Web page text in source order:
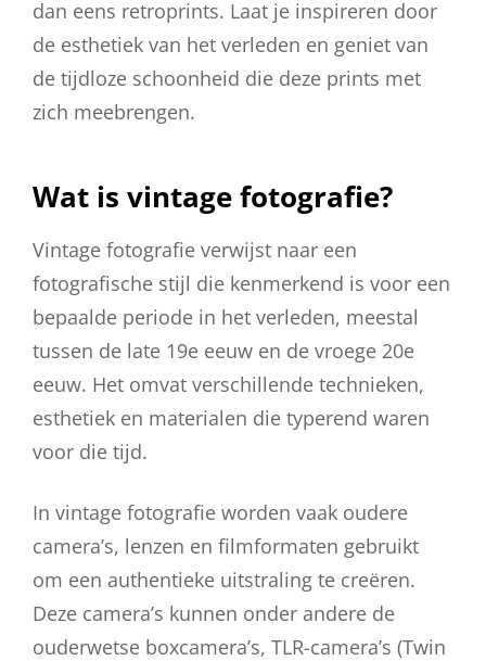
dan eens retroprints. Laat je inspireren door
de esthetiek van het verleden en geniet van
de tijdloze schoonheid die deze prints met
zich meebrengen.
Wat is vintage fotografie?
Vintage fotografie verwijst naar een
fotografische stijl die kenmerkend is voor een
bepaalde periode in het verleden, meestal
tussen de late 19e eeuw en de vroege 20e
eeuw. Het omvat verschillende technieken,
esthetiek en materialen die typerend waren
voor die tijd.
In vintage fotografie worden vaak oudere
camera’s, lenzen en filmformaten gebruikt
om een authentieke uitstraling te creëren.
Deze camera’s kunnen onder andere de
ouderwetse boxcamera’s, TLR-camera’s (Twin